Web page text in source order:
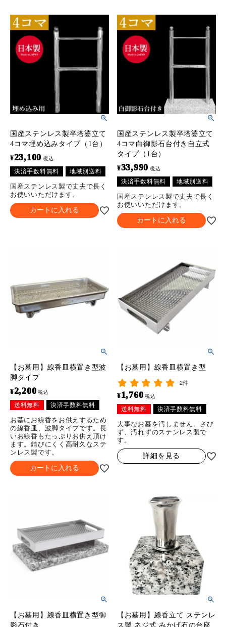
国産ステンレス製卒塔婆立て
4コマ埋め込みタイプ（1台）
¥23,100 税込
決済手数料無料 地域別送料
国産ステンレス製で丈夫で長く
お使いいただけます。
カートに入れる
国産ステンレス製卒塔婆立て
4コマ白御影石台付き自立式
タイプ（1台）
¥33,990 税込
決済手数料無料 地域別送料
国産ステンレス製で丈夫で長く
お使いいただけます。
カートに入れる
【お墓用】線香皿横置き型波
脚タイプ
¥2,200 税込
送料無料 決済手数料無料
お墓にお線香をお供えするため
の線香皿、波脚タイプです。長
いお線香もたっぷりお供え頂け
ます。錆びにくく高耐久なステ
ンレス製です。
カートに入れる
【お墓用】線香皿横置き型
2件
¥1,760 税込
送料無料 決済手数料無料
大事なお墓を汚しません。さび
ず、汚れずのステンレス製で
す。
詳細を見る
【お墓用】線香皿横置き型御
影石付き
【お墓用】線香立て ステンレ
ス製 ネジ式 みかげ石の台座